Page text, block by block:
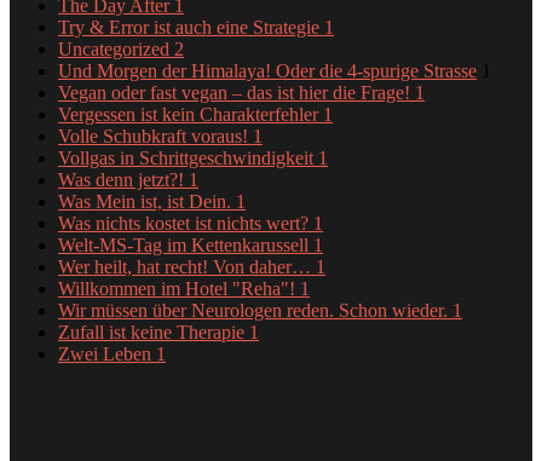
The Day After 1
Try & Error ist auch eine Strategie 1
Uncategorized 2
Und Morgen der Himalaya! Oder die 4-spurige Strasse 1
Vegan oder fast vegan – das ist hier die Frage! 1
Vergessen ist kein Charakterfehler 1
Volle Schubkraft voraus! 1
Vollgas in Schrittgeschwindigkeit 1
Was denn jetzt?! 1
Was Mein ist, ist Dein. 1
Was nichts kostet ist nichts wert? 1
Welt-MS-Tag im Kettenkarussell 1
Wer heilt, hat recht! Von daher… 1
Willkommen im Hotel "Reha"! 1
Wir müssen über Neurologen reden. Schon wieder. 1
Zufall ist keine Therapie 1
Zwei Leben 1